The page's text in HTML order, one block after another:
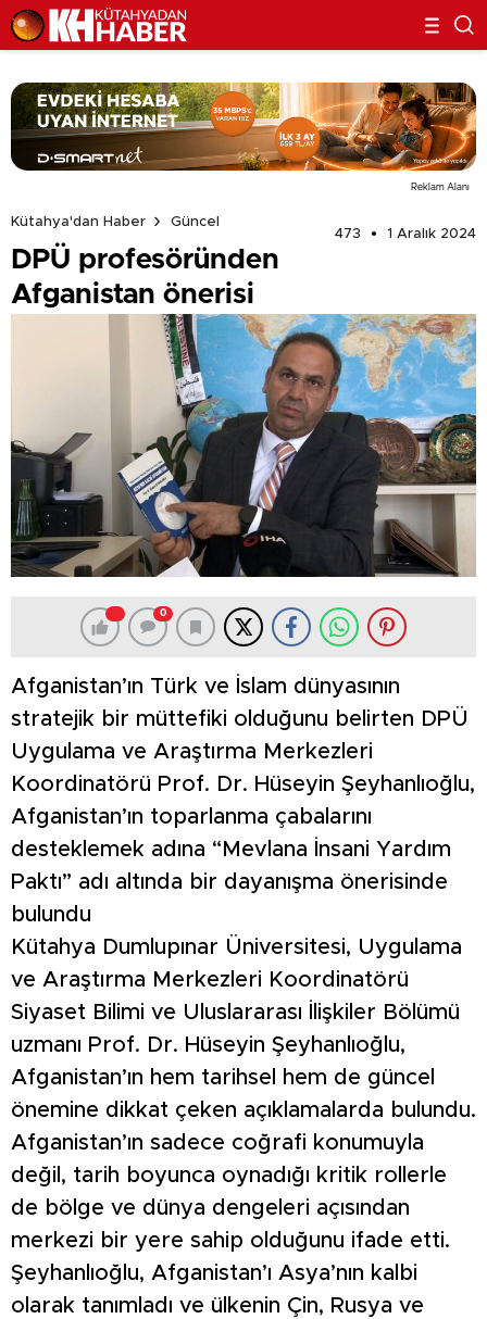
Reklam Alanı
Kütahya'dan Haber
Güncel
473
1 Aralık 2024
DPÜ profesöründen
Afganistan önerisi
0
Afganistan’ın Türk ve İslam dünyasının
stratejik bir müttefiki olduğunu belirten DPÜ
Uygulama ve Araştırma Merkezleri
Koordinatörü Prof. Dr. Hüseyin Şeyhanlıoğlu,
Afganistan’ın toparlanma çabalarını
desteklemek adına “Mevlana İnsani Yardım
Paktı” adı altında bir dayanışma önerisinde
bulundu
Kütahya Dumlupınar Üniversitesi, Uygulama
ve Araştırma Merkezleri Koordinatörü
Siyaset Bilimi ve Uluslararası İlişkiler Bölümü
uzmanı Prof. Dr. Hüseyin Şeyhanlıoğlu,
Afganistan’ın hem tarihsel hem de güncel
önemine dikkat çeken açıklamalarda bulundu.
Afganistan’ın sadece coğrafi konumuyla
değil, tarih boyunca oynadığı kritik rollerle
de bölge ve dünya dengeleri açısından
merkezi bir yere sahip olduğunu ifade etti.
Şeyhanlıoğlu, Afganistan’ı Asya’nın kalbi
olarak tanımladı ve ülkenin Çin, Rusya ve